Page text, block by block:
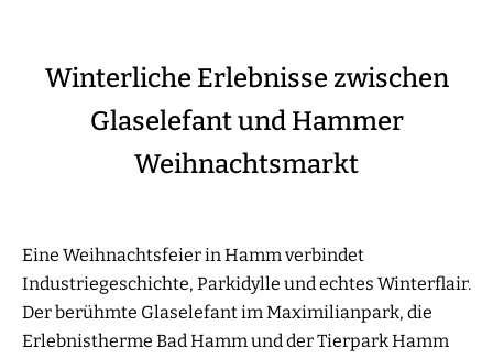
Winterliche Erlebnisse zwischen
Glaselefant und Hammer
Weihnachtsmarkt
Eine Weihnachtsfeier in Hamm verbindet
Industriegeschichte, Parkidylle und echtes Winterflair.
Der berühmte Glaselefant im Maximilianpark, die
Erlebnistherme Bad Hamm und der Tierpark Hamm